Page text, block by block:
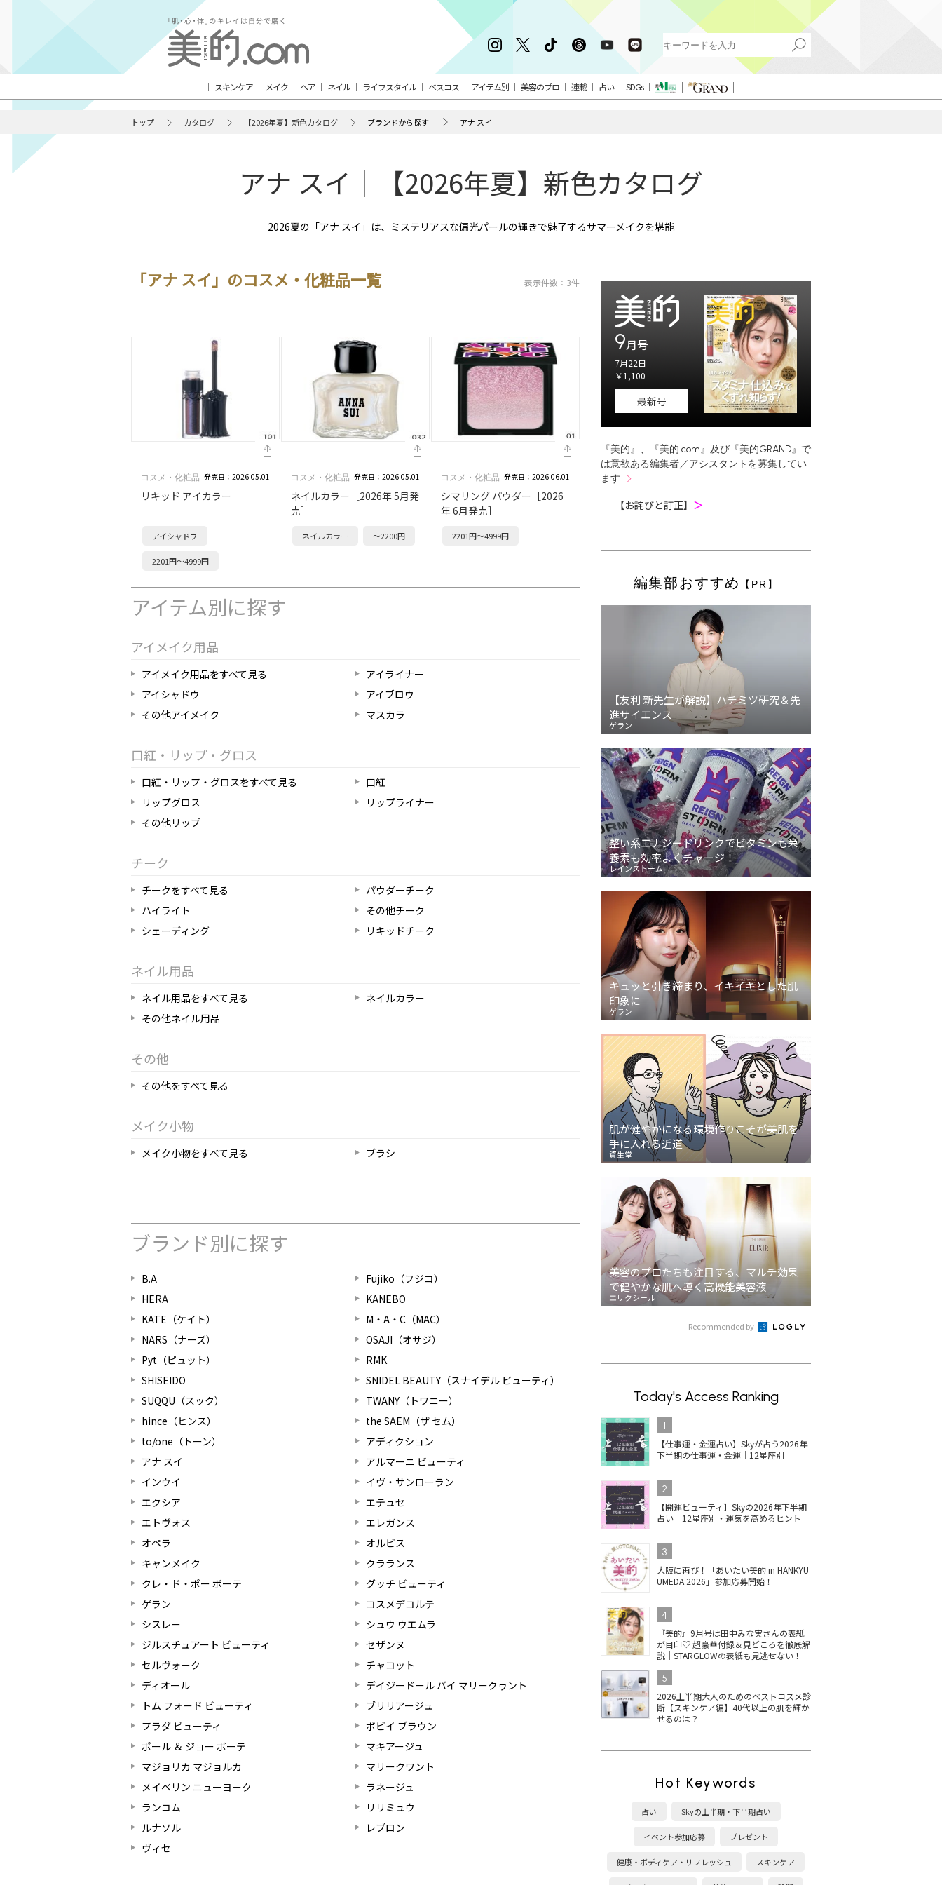
スキンケア メイク ヘア ネイル ライフスタイル ベスコス アイテム別 美容のプロ 連載 占い SDGs
トップ カタログ 【2026年夏】新色カタログ ブランドから探す アナ スイ
アナ スイ｜【2026年夏】新色カタログ
2026夏の「アナ スイ」は、ミステリアスな偏光パールの輝きで魅了するサマーメイクを堪能
「アナ スイ」のコスメ・化粧品一覧 表示件数：3件
コスメ・化粧品 発売日：2026.05.01
リキッド アイカラー
アイシャドウ
2201円～4999円
コスメ・化粧品 発売日：2026.05.01
ネイルカラー［2026年 5月発
売］
ネイルカラー ～2200円
コスメ・化粧品 発売日：2026.06.01
シマリング パウダー［2026
年 6月発売］
2201円～4999円
アイテム別に探す
アイメイク用品
アイメイク用品をすべて見る
アイライナー
アイシャドウ
アイブロウ
その他アイメイク
マスカラ
口紅・リップ・グロス
口紅・リップ・グロスをすべて見る
口紅
リップグロス
リップライナー
その他リップ
チーク
チークをすべて見る
パウダーチーク
ハイライト
その他チーク
シェーディング
リキッドチーク
ネイル用品
ネイル用品をすべて見る
ネイルカラー
その他ネイル用品
その他
その他をすべて見る
メイク小物
メイク小物をすべて見る ブラシ
ブランド別に探す
B.A
Fujiko（フジコ）
HERA
KANEBO
KATE（ケイト）
M・A・C（MAC）
NARS（ナーズ）
OSAJI（オサジ）
Pyt（ピュット）
RMK
SHISEIDO
SNIDEL BEAUTY（スナイデル ビューティ）
SUQQU（スック）
TWANY（トワニー）
hince（ヒンス）
the SAEM（ザ セム）
to/one（トーン）
アディクション
アナ スイ
アルマーニ ビューティ
インウイ
イヴ・サンローラン
エクシア
エテュセ
エトヴォス
エレガンス
オペラ
オルビス
キャンメイク
クラランス
クレ・ド・ポー ボーテ
グッチ ビューティ
ゲラン
コスメデコルテ
シスレー
シュウ ウエムラ
ジルスチュアート ビューティ
セザンヌ
セルヴォーク
チャコット
ディオール
デイジードール バイ マリークヮント
トム フォード ビューティ
ブリリアージュ
プラダ ビューティ
ボビイ ブラウン
ポール ＆ ジョー ボーテ
マキアージュ
マジョリカ マジョルカ
マリークワント
メイベリン ニューヨーク
ラネージュ
ランコム
リリミュウ
ルナソル
レブロン
ヴィセ
9月号
7月22日
￥1,100
最新号
『美的』、『美的.com』及び『美的GRAND』で
は意欲ある編集者／アシスタントを募集してい
ます
【お詫びと訂正】 ＞
編集部おすすめ 【PR】
【友利 新先生が解説】ハチミツ研究＆先
進サイエンス
ゲラン
整い系エナジードリンクでビタミンも栄
養素も効率よくチャージ！
レインストーム
キュッと引き締まり、イキイキとした肌
印象に
ゲラン
肌が健やかになる環境作りこそが美肌を
手に入れる近道
資生堂
美容のプロたちも注目する、マルチ効果
で健やかな肌へ導く高機能美容液
エリクシール
Recommended by
Today's Access Ranking
1
【仕事運・金運占い】Skyが占う2026年
下半期の仕事運・金運｜12星座別
2
【開運ビューティ】Skyの2026年下半期
占い｜12星座別・運気を高めるヒント
3
大阪に再び！「あいたい美的 in HANKYU
UMEDA 2026」参加応募開始！
4
『美的』9月号は田中みな実さんの表紙
が目印♡ 超豪華付録＆見どころを徹底解
説｜STARGLOWの表紙も見逃せない！
5
2026上半期大人のためのベストコスメ診
断【スキンケア編】40代以上の肌を輝か
せるのは？
Hot Keywords
占い Skyの上半期・下半期占い
イベント参加応募 プレゼント
健康・ボディケア・リフレッシュ スキンケア